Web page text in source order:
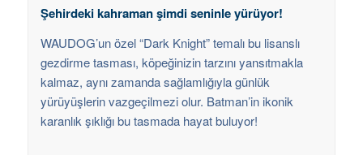
Şehirdeki kahraman şimdi seninle yürüyor!
WAUDOG’un özel “Dark Knight” temalı bu lisanslı
gezdirme tasması, köpeğinizin tarzını yansıtmakla
kalmaz, aynı zamanda sağlamlığıyla günlük
yürüyüşlerin vazgeçilmezi olur. Batman’in ikonik
karanlık şıklığı bu tasmada hayat buluyor!